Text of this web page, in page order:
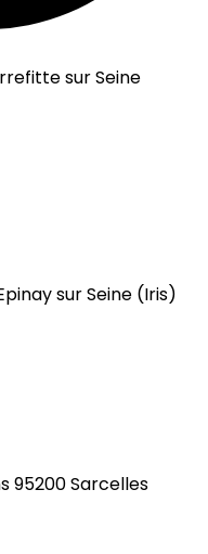
sur Seine
sur Seine (Iris)
95200 Sarcelles